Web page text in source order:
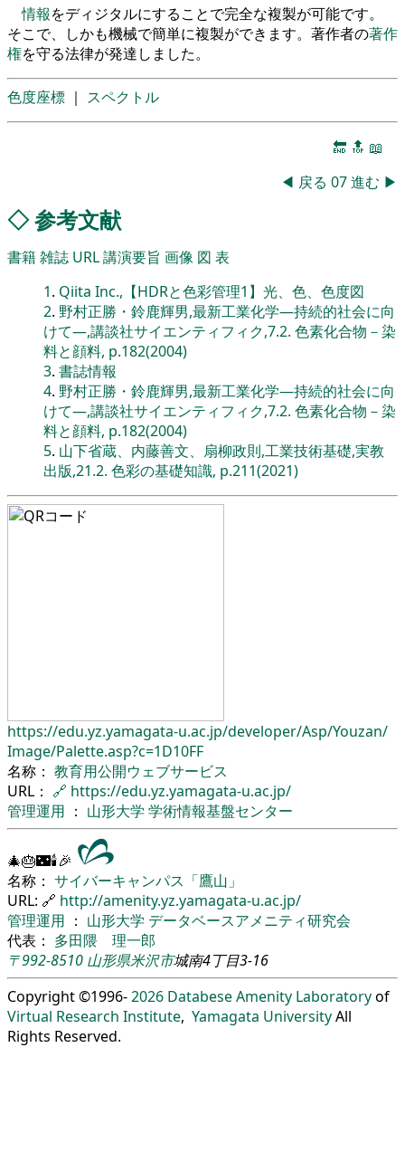
情報をディジタルにすることで完全な複製が可能です。
そこで、しかも機械で簡単に複製ができます。著作者の著作
権を守る法律が発達しました。
色度座標 ｜ スペクトル
🔚 🔝 📖
◀ 戻る 07進む ▶
◇参考文献
書籍雑誌 URL講演要旨 画像 図 表
1. Qiita Inc.,【HDRと色彩管理1】光、色、色度図
2. 野村正勝・鈴鹿輝男,最新工業化学―持続的社会に向
けて―,講談社サイエンティフィク,7.2. 色素化合物－染
料と顔料, p.182(2004)
3. 書誌情報
4. 野村正勝・鈴鹿輝男,最新工業化学―持続的社会に向
けて―,講談社サイエンティフィク,7.2. 色素化合物－染
料と顔料, p.182(2004)
5. 山下省蔵、内藤善文、扇柳政則,工業技術基礎,実教
出版,21.2. 色彩の基礎知識, p.211(2021)
https://edu.yz.yamagata-u.ac.jp/developer/Asp/Youzan/
Image/Palette.asp?c=1D10FF
名称： 教育用公開ウェブサービス
URL： 🔗 https://edu.yz.yamagata-u.ac.jp/
管理運用 ： 山形大学 学術情報基盤センター
🎄🎂🌃🕯🎉
名称： サイバーキャンパス「鷹山」
URL: 🔗 http://amenity.yz.yamagata-u.ac.jp/
管理運用 ： 山形大学 データベースアメニティ研究会
代表： 多田隈 理一郎
〒992-8510 山形県米沢市城南4丁目3-16
Copyright ©1996-2026 Databese Amenity Laboratoryof
Virtual Research Institute, Yamagata UniversityAll
Rights Reserved.